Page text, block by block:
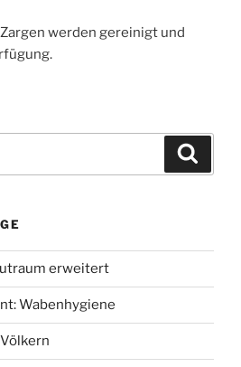
werden gereinigt und
erweitert
Wabenhygiene